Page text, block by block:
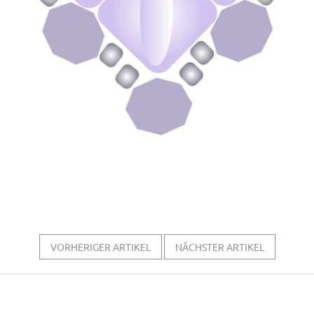
VORHERIGER ARTIKEL NÄCHSTER ARTIKEL
F